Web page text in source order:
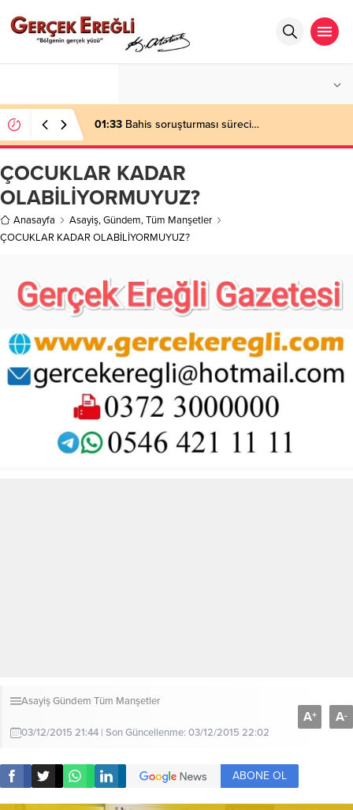
01:33 Bahis soruşturması süreci…
ÇOCUKLAR KADAR
OLABİLİYORMUYUZ?
Anasayfa Asayiş,Gündem,Tüm Manşetler
ÇOCUKLAR KADAR OLABİLİYORMUYUZ?
AsayişGündem Tüm Manşetler
03/12/2015 21:44 | Son Güncellenme: 03/12/2015 22:02
A+ A-
ABONE OL